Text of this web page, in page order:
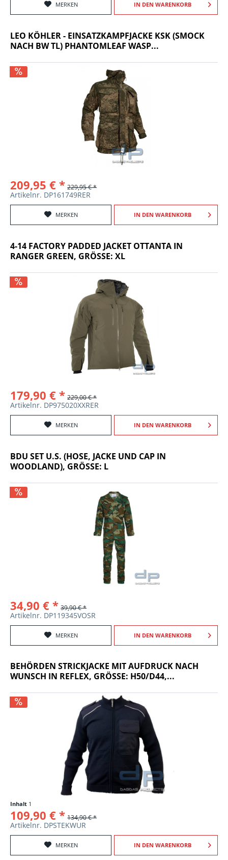
MERKEN IN DEN WARENKORB
LEO KÖHLER - EINSATZKAMPFJACKE KSK (SMOCK
NACH BW TL) PHANTOMLEAF WASP...
209,95 € * 229,95 € *
Artikelnr. DP161749RER
MERKEN IN DEN WARENKORB
4-14 FACTORY PADDED JACKET OTTANTA IN
RANGER GREEN, GRÖSSE: XL
179,90 € * 229,00 € *
Artikelnr. DP975020XXRER
MERKEN IN DEN WARENKORB
BDU SET U.S. (HOSE, JACKE UND CAP IN
WOODLAND), GRÖSSE: L
34,90 € * 39,90 € *
Artikelnr. DP119345VOSR
MERKEN IN DEN WARENKORB
BEHÖRDEN STRICKJACKE MIT AUFDRUCK NACH
WUNSCH IN REFLEX, GRÖSSE: H50/D44,...
Inhalt 1
109,90 € * 134,90 € *
Artikelnr. DPSTEKWUR
MERKEN IN DEN WARENKORB